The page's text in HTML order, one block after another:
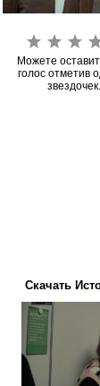
Можете
голос отметив
звездочек.
Скачать